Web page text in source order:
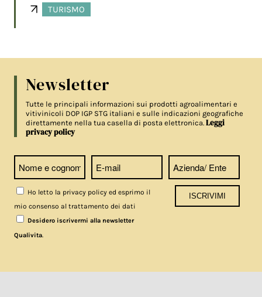
TURISMO
Newsletter
Tutte le principali informazioni sui prodotti agroalimentari e
vitivinicoli DOP IGP STG italiani e sulle indicazioni geografiche
direttamente nella tua casella di posta elettronica.Leggi
privacy policy
Ho letto la privacy policy ed esprimo il
mio consenso al trattamento dei dati
Desidero iscrivermi alla newsletter
Qualivita